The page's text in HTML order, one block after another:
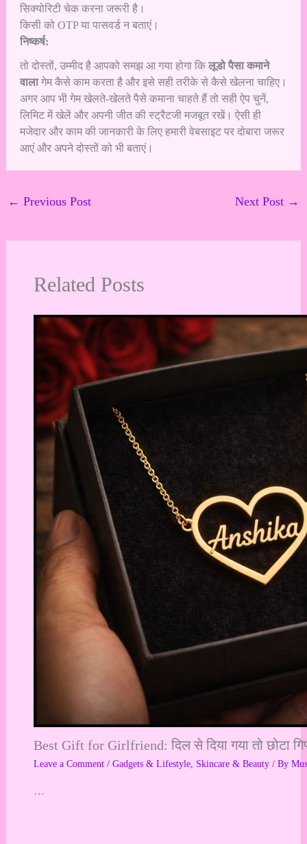
सिक्योरिटी चेक करना जरूरी है।
किसी को OTP या पासवर्ड न बताएं।
निष्कर्ष:
तो दोस्तों, उम्मीद है आपको समझ आ गया होगा कि लूडो पैसा कमाने
वालागेम कैसे काम करता है और इसे सही तरीके से कैसे खेलना चाहिए।
अगर आप भी गेम खेलते-खेलते पैसे कमाना चाहते हैं तो सही ऐप चुनें,
लिमिट में खेलें और अपनी जीत की स्ट्रैटजी मजबूत रखें। ऐसी ही
मजेदार और काम की जानकारी के लिए हमारी वेबसाइट पर दोबारा जरूर
आएं और अपने दोस्तों को भी बताएं।
← Previous Post Next Post →
Related Posts
Best Gift for Girlfriend: दिल से दिया गया तो छोटा
Leave a Comment / Gadgets & Lifestyle, Skincare & Beauty/ By
…